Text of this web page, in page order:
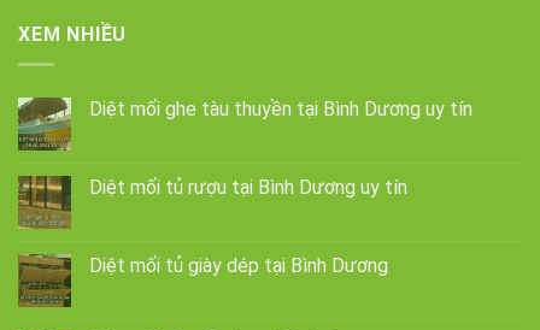
XEM NHIỀU
Diệt mối ghe tàu thuyền tại Bình Dương uy tín
Diệt mối tủ rượu tại Bình Dương uy tín
Diệt mối tủ giày dép tại Bình Dương